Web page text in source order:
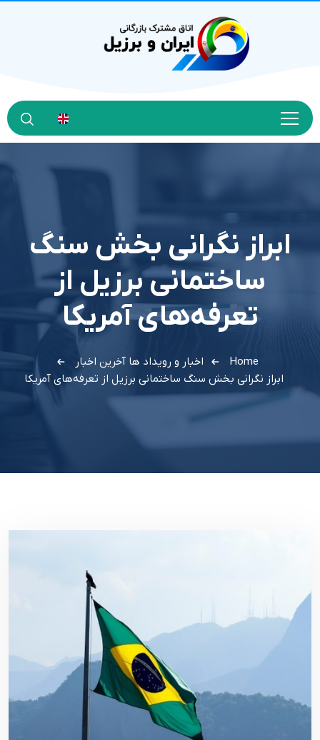
ابراز نگرانی بخش سنگ
ساختمانی برزیل از
تعرفه‌های آمریکا
Home اخبار و رویداد ها آخرین اخبار
ابراز نگرانی بخش سنگ ساختمانی برزیل از تعرفه‌های آمریکا